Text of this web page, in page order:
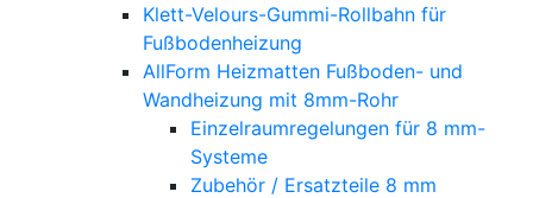
Klett-Velours-Gummi-Rollbahn für
Fußbodenheizung
AllForm Heizmatten Fußboden- und
Wandheizung mit 8mm-Rohr
Einzelraumregelungen für 8 mm-
Systeme
Zubehör / Ersatzteile 8 mm